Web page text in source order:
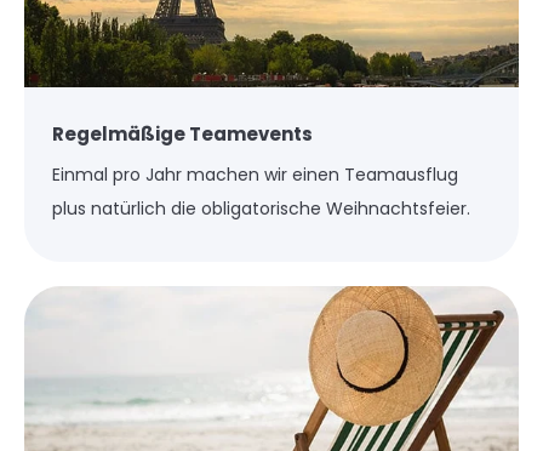
Regelmäßige Teamevents
Einmal pro Jahr machen wir einen Teamausflug
plus natürlich die obligatorische Weihnachtsfeier.